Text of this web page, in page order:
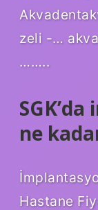
zeli -…
……..
ne
Hastane